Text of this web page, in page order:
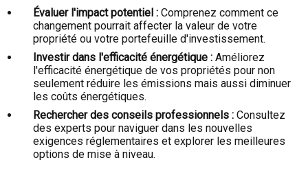
Évaluer l'impact potentiel : Comprenez comment ce
changement pourrait affecter la valeur de votre
propriété ou votre portefeuille d'investissement.
Investir dans l'efficacité énergétique : Améliorez
l'efficacité énergétique de vos propriétés pour non
seulement réduire les émissions mais aussi diminuer
les coûts énergétiques.
Rechercher des conseils professionnels : Consultez
des experts pour naviguer dans les nouvelles
exigences réglementaires et explorer les meilleures
options de mise à niveau.